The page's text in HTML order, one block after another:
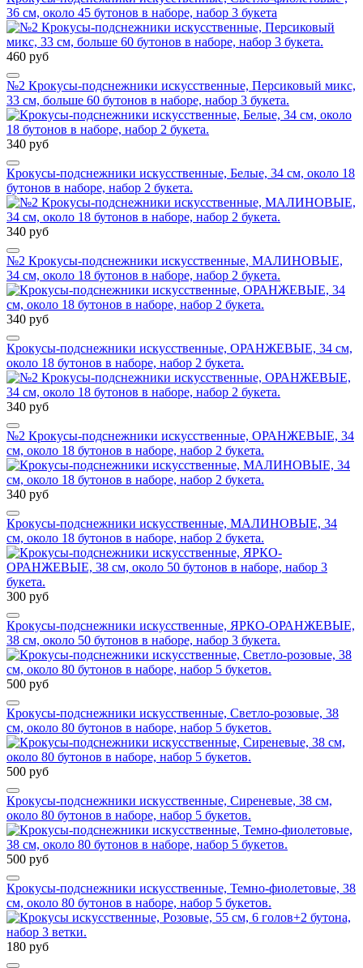
36 см, около 45 бутонов в наборе, набор 3 букета
460 руб
№2 Крокусы-подснежники искусственные, Персиковый микс,
33 см, больше 60 бутонов в наборе, набор 3 букета.
340 руб
Крокусы-подснежники искусственные, Белые, 34 см, около 18
бутонов в наборе, набор 2 букета.
340 руб
№2 Крокусы-подснежники искусственные, МАЛИНОВЫЕ,
34 см, около 18 бутонов в наборе, набор 2 букета.
340 руб
Крокусы-подснежники искусственные, ОРАНЖЕВЫЕ, 34 см,
около 18 бутонов в наборе, набор 2 букета.
340 руб
№2 Крокусы-подснежники искусственные, ОРАНЖЕВЫЕ, 34
см, около 18 бутонов в наборе, набор 2 букета.
340 руб
Крокусы-подснежники искусственные, МАЛИНОВЫЕ, 34
см, около 18 бутонов в наборе, набор 2 букета.
300 руб
Крокусы-подснежники искусственные, ЯРКО-ОРАНЖЕВЫЕ,
38 см, около 50 бутонов в наборе, набор 3 букета.
500 руб
Крокусы-подснежники искусственные, Светло-розовые, 38
см, около 80 бутонов в наборе, набор 5 букетов.
500 руб
Крокусы-подснежники искусственные, Сиреневые, 38 см,
около 80 бутонов в наборе, набор 5 букетов.
500 руб
Крокусы-подснежники искусственные, Темно-фиолетовые, 38
см, около 80 бутонов в наборе, набор 5 букетов.
180 руб